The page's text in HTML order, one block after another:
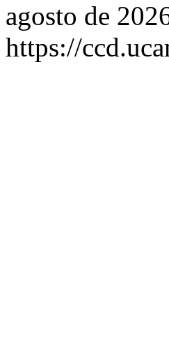
agosto de
https://